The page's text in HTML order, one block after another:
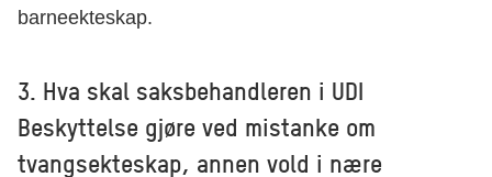
barneekteskap.
3. Hva skal saksbehandleren i UDI
Beskyttelse gjøre ved mistanke om
tvangsekteskap, annen vold i nære